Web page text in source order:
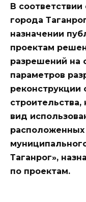
В
города
назначении
проектам
разрешений на
параметров
реконструкции
вид
расположенных
Таганрог»,
по проектам.